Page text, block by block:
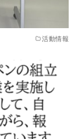
活動情報